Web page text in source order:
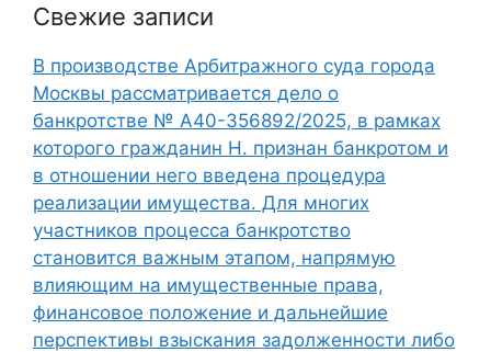
Свежие записи
В производстве Арбитражного суда города
Москвы рассматривается дело о
банкротстве № А40-356892/2025, в рамках
которого гражданин Н. признан банкротом и
в отношении него введена процедура
реализации имущества. Для многих
участников процесса банкротство
становится важным этапом, напрямую
влияющим на имущественные права,
финансовое положение и дальнейшие
перспективы взыскания задолженности либо